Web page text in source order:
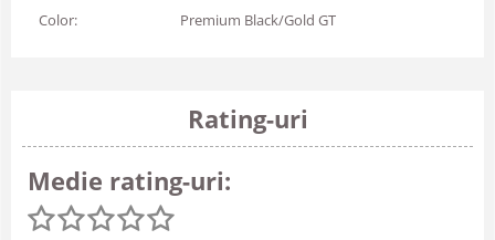
Color: Premium Black/Gold GT
Rating-uri
Medie rating-uri: